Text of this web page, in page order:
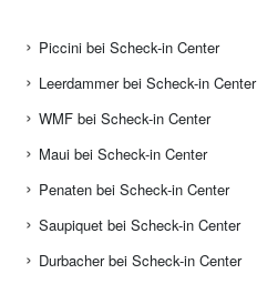
Piccini bei Scheck-in Center
Leerdammer bei Scheck-in Center
WMF bei Scheck-in Center
Maui bei Scheck-in Center
Penaten bei Scheck-in Center
Saupiquet bei Scheck-in Center
Durbacher bei Scheck-in Center